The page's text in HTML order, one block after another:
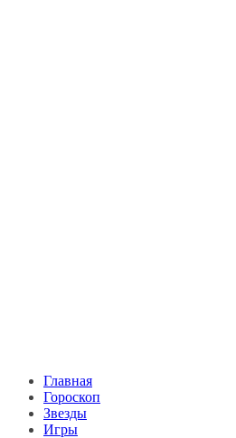
Главная
Гороскоп
Звезды
Игры